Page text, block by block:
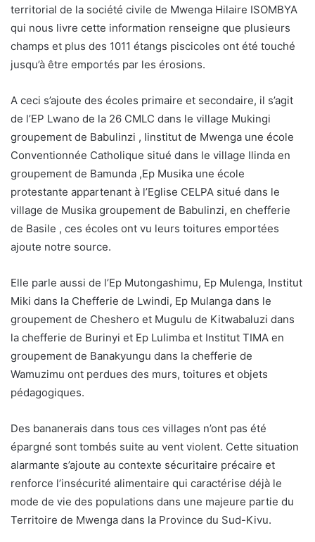
territorial de la société civile de Mwenga Hilaire ISOMBYA
qui nous livre cette information renseigne que plusieurs
champs et plus des 1011 étangs piscicoles ont été touché
jusqu’à être emportés par les érosions.
A ceci s’ajoute des écoles primaire et secondaire, il s’agit
de l’EP Lwano de la 26 CMLC dans le village Mukingi
groupement de Babulinzi , Iinstitut de Mwenga une école
Conventionnée Catholique situé dans le village Ilinda en
groupement de Bamunda ,Ep Musika une école
protestante appartenant à l’Eglise CELPA situé dans le
village de Musika groupement de Babulinzi, en chefferie
de Basile , ces écoles ont vu leurs toitures emportées
ajoute notre source.
Elle parle aussi de l’Ep Mutongashimu, Ep Mulenga, Institut
Miki dans la Chefferie de Lwindi, Ep Mulanga dans le
groupement de Cheshero et Mugulu de Kitwabaluzi dans
la chefferie de Burinyi et Ep Lulimba et Institut TIMA en
groupement de Banakyungu dans la chefferie de
Wamuzimu ont perdues des murs, toitures et objets
pédagogiques.
Des bananerais dans tous ces villages n’ont pas été
épargné sont tombés suite au vent violent. Cette situation
alarmante s’ajoute au contexte sécuritaire précaire et
renforce l’insécurité alimentaire qui caractérise déjà le
mode de vie des populations dans une majeure partie du
Territoire de Mwenga dans la Province du Sud-Kivu.